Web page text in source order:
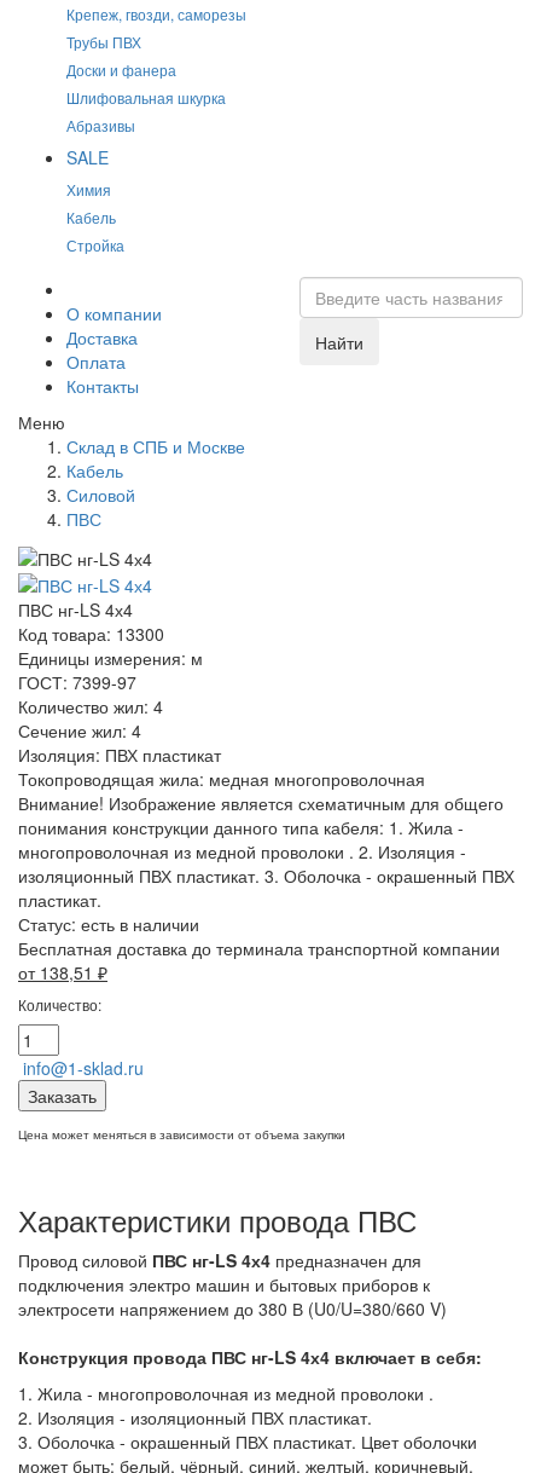
Крепеж, гвозди, саморезы
Трубы ПВХ
Доски и фанера
Шлифовальная шкурка
Абразивы
SALE
Химия
Кабель
Стройка
О компании
Доставка
Оплата
Контакты
Найти
Меню
Склад в СПБ и Москве
Кабель
Силовой
ПВС
ПВС нг-LS 4х4
Код товара: 13300
Единицы измерения: м
ГОСТ: 7399-97
Количество жил: 4
Сечение жил: 4
Изоляция: ПВХ пластикат
Токопроводящая жила: медная многопроволочная
Внимание! Изображение является схематичным для общего
понимания конструкции данного типа кабеля: 1. Жила -
многопроволочная из медной проволоки . 2. Изоляция -
изоляционный ПВХ пластикат. 3. Оболочка - окрашенный ПВХ
пластикат.
Статус: есть в наличии
Бесплатная доставка до терминала транспортной компании
от 138,51 ₽
Количество:
info@1-sklad.ru
Заказать
Цена может меняться в зависимости от объема закупки
Характеристики провода ПВС
Провод силовой ПВС нг-LS 4х4 предназначен для
подключения электро машин и бытовых приборов к
электросети напряжением до 380 В (U0/U=380/660 V)
Конструкция провода ПВС нг-LS 4х4 включает в себя:
1. Жила - многопроволочная из медной проволоки .
2. Изоляция - изоляционный ПВХ пластикат.
3. Оболочка - окрашенный ПВХ пластикат. Цвет оболочки
может быть: белый, чёрный, синий, желтый, коричневый,